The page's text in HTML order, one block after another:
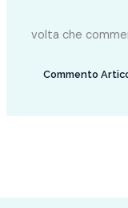
volta che